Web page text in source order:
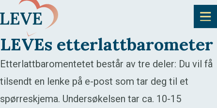
LEVEs etterlattbarometer
Etterlattbaromentetet består av tre deler: Du vil få
tilsendt en lenke på e-post som tar deg til et
spørreskjema. Undersøkelsen tar ca. 10-15